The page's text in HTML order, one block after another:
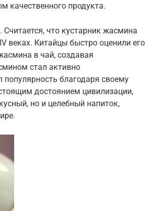
качественного продукта.
что кустарник жасмина
веках. Китайцы быстро оценили его
в чай, создавая
стал активно
популярность благодаря своему
достоянием цивилизации,
но и целебный напиток,